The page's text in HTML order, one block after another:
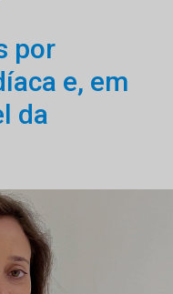
por
e, em
da